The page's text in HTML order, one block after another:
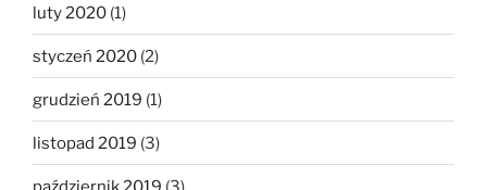
luty 2020 (1)
styczeń 2020 (2)
grudzień 2019 (1)
listopad 2019 (3)